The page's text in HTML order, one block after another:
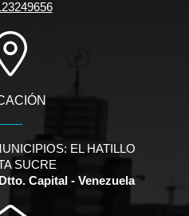
EL HATILLO
SUCRE
Capital - Venezuela